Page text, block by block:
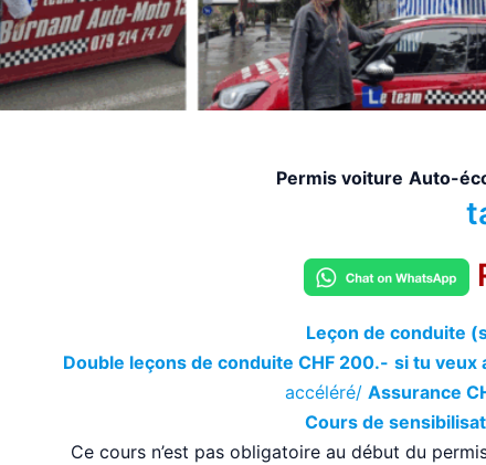
Permis voiture Auto-
Leçon de conduite
Double leçons de conduite CHF 200.- si tu veux
accéléré/ Assurance
Cours de
Ce cours n’est pas obligatoire au début du